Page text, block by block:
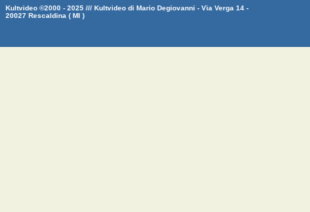
Kultvideo ©2000 - 2025 /// Kultvideo di Mario Degiovanni - Via Verga 14 -
20027 Rescaldina ( MI )